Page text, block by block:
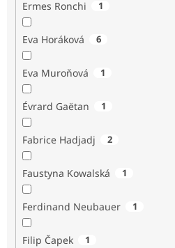
Ermes Ronchi 1
Eva Horáková 6
Eva Muroňová 1
Évrard Gaëtan 1
Fabrice Hadjadj 2
Faustyna Kowalská 1
Ferdinand Neubauer 1
Filip Čapek 1